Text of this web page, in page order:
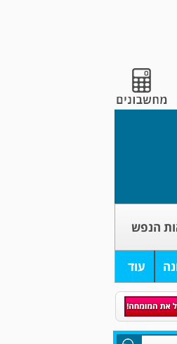
הנפש
עוד